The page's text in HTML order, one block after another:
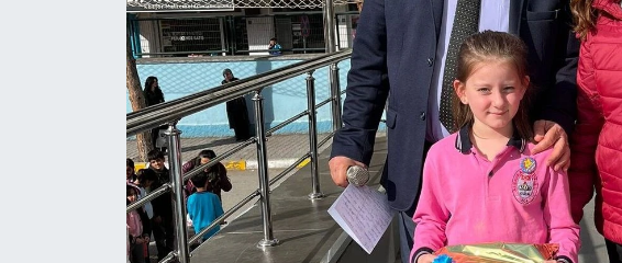
İLÇELER
OTOPARK
TEKNOLOJİ